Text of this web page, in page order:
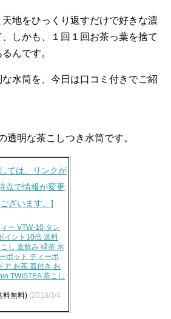
地をひっくり返すだけで好きな濃
しかも、１回１回お茶っ葉を捨て
んです。
水筒を、今日は口コミ付きでご紹
透明な茶こしつき水筒です。
ー VTW-10 タン
イント10倍 送料
し 直飲み 緑茶 水
ポット ティーボ
ア お茶 蓋付き お
TWISTEA 茶こし
料無料) (2018/3/4